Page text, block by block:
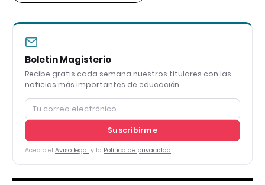
Boletín Magisterio
Recibe gratis cada semana nuestros titulares con las
noticias más importantes de educación
Suscribirme
Acepto el Aviso legal y la Política de privacidad